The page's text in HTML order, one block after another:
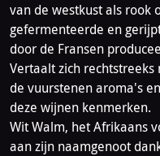
van de westkust als rook
gefermenteerde en
door de Fransen
Vertaalt zich
de vuurstenen aroma's
deze wijnen kenmerken.
Wit Walm, het Afrikaans
aan zijn naamgenoot